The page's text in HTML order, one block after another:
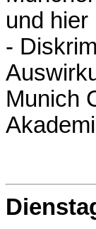
und hier
-
Munich